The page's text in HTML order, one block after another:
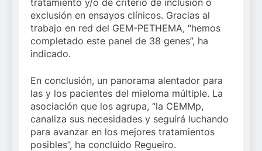
exclusión en ensayos clínicos. Gracias al
trabajo en red del GEM-PETHEMA, “hemos
completado este panel de 38 genes”, ha
indicado.
En conclusión, un panorama alentador para
las y los pacientes del mieloma múltiple. La
asociación que los agrupa, “la CEMMp,
canaliza sus necesidades y seguirá luchando
para avanzar en los mejores tratamientos
posibles”, ha concluido Regueiro.